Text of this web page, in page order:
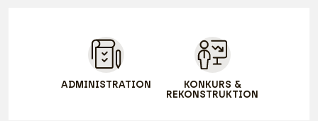
ADMINISTRATION
KONKURS &
REKONSTRUKTION